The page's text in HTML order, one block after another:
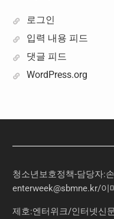
로그인
입력 내용 피드
댓글 피드
WordPress.org
청소년보호정책-담당자:
enterweek@sbmne.kr/이
제호:엔터위크/인터넷신